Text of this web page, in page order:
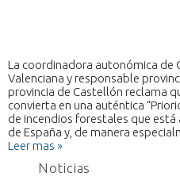
La coordinadora autonómica de
Valenciana y responsable
provincia de Castellón reclama
convierta en una auténtica
de incendios forestales que
de España y, de manera
Leer mas »
Noticias